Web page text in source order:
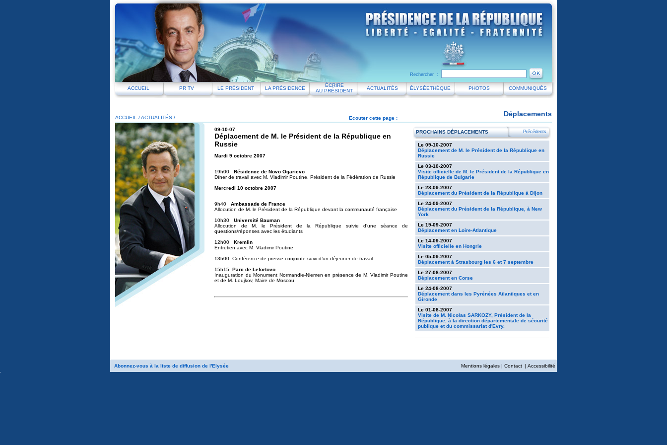
Rechercher :
ACCUEIL PR TV LE PRÉSIDENT LA PRÉSIDENCE
ÉCRIRE
AU PRÉSIDENT
ACTUALITÉS ÉLYSÉETHÈQUE PHOTOS COMMUNIQUÉS
ACCUEIL /ACTUALITÉS / Déplacements
Ecouter cette page :
09-10-07
Déplacement de M. le Président de la République en
Russie
Mardi 9 octobre 2007
19h00 Résidence de Novo Ogarievo
Dîner de travail avec M. Vladimir Poutine, Président de la Fédération de Russie
Mercredi 10 octobre 2007
9h40 Ambassade de France
Allocution de M. le Président de la République devant la communauté française
10h30 Université Bauman
Allocution de M. le Président de la République suivie d’une séance de
questions/réponses avec les étudiants
12h00 Kremlin
Entretien avec M. Vladimir Poutine
13h00 Conférence de presse conjointe suivi d’un déjeuner de travail
15h15 Parc de Lefortovo
Inauguration du Monument Normandie-Niemen en présence de M. Vladimir Poutine
et de M. Loujkov, Maire de Moscou
PROCHAINS DÉPLACEMENTS Précédents
Le 09-10-2007
Déplacement de M. le Président de la République en
Russie
Le 03-10-2007
Visite officielle de M. le Président de la République en
République de Bulgarie
Le 28-09-2007
Déplacement du Président de la République à Dijon
Le 24-09-2007
Déplacement du Président de la République, à New
York
Le 19-09-2007
Déplacement en Loire-Atlantique
Le 14-09-2007
Visite officielle en Hongrie
Le 05-09-2007
Déplacement à Strasbourg les 6 et 7 septembre
Le 27-08-2007
Déplacement en Corse
Le 24-08-2007
Déplacement dans les Pyrénées Atlantiques et en
Gironde
Le 01-08-2007
Visite de M. Nicolas SARKOZY, Président de la
République, à la direction départementale de sécurité
publique et du commissariat d'Evry.
Abonnez-vous à la liste de diffusion de l'Elysée Mentions légales | Contact | Accessibilité